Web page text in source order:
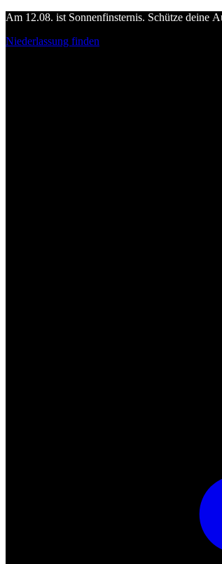
Am 12.08. ist Sonnenfinsternis. Schütze deine
Niederlassung finden